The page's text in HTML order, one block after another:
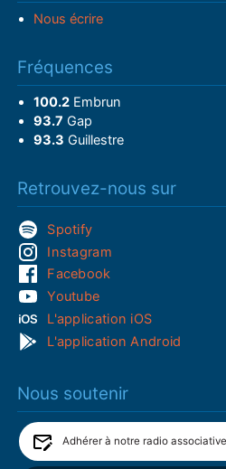
Nous écrire
Fréquences
100.2Embrun
93.7 Gap
93.3 Guillestre
Retrouvez-nous sur
Spotify
Instagram
Facebook
Youtube
L'application iOS
L'application Android
Nous soutenir
Adhérer à notre radio associative